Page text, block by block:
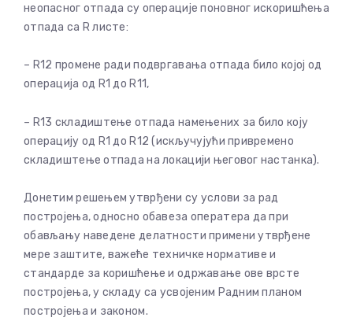
неопасног отпада су операције поновног искоришћења
отпада са R листе:
– R12 промене ради подвргавања отпада било којој од
операција од R1 до R11,
– R13 складиштење отпада намењених за било коју
операцију од R1 до R12 (искључујући привремено
складиштење отпада на локацији његовог настанка).
Донетим решењем утврђени су услови за рад
постројења, односно обавеза оператера да при
обављању наведене делатности примени утврђене
мере заштите, важеће техничке нормативе и
стандарде за коришћење и одржавање ове врсте
постројења, у складу са усвојеним Радним планом
постројења и законом.